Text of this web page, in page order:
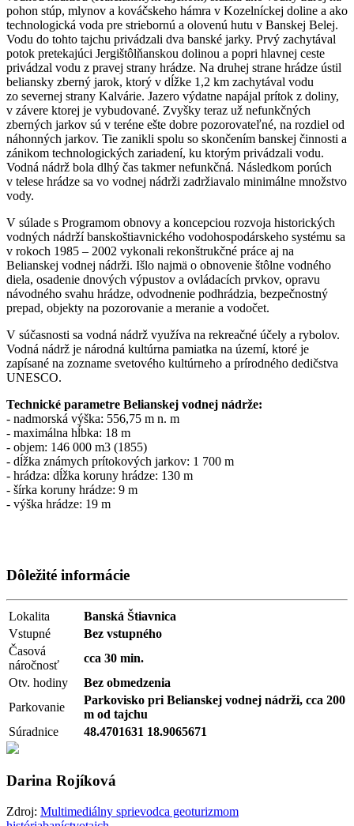
pohon stúp, mlynov a kováčskeho hámra v Kozelníckej doline a ako
technologická voda pre striebornú a olovenú hutu v Banskej Belej.
Vodu do tohto tajchu privádzali dva banské jarky. Prvý zachytával
potok pretekajúci Jergištôlňanskou dolinou a popri hlavnej ceste
privádzal vodu z pravej strany hrádze. Na druhej strane hrádze ústil
beliansky zberný jarok, ktorý v dĺžke 1,2 km zachytával vodu
zo severnej strany Kalvárie. Jazero výdatne napájal prítok z doliny,
v závere ktorej je vybudované. Zvyšky teraz už nefunkčných
zberných jarkov sú v teréne ešte dobre pozorovateľné, na rozdiel od
náhonných jarkov. Tie zanikli spolu so skončením banskej činnosti a
zánikom technologických zariadení, ku ktorým privádzali vodu.
Vodná nádrž bola dlhý čas takmer nefunkčná. Následkom porúch
v telese hrádze sa vo vodnej nádrži zadržiavalo minimálne množstvo
vody.
V súlade s Programom obnovy a koncepciou rozvoja historických
vodných nádrží banskoštiavnického vodohospodárskeho systému sa
v rokoch 1985 – 2002 vykonali rekonštrukčné práce aj na
Belianskej vodnej nádrži. Išlo najmä o obnovenie štôlne vodného
diela, osadenie dnových výpustov a ovládacích prvkov, opravu
návodného svahu hrádze, odvodnenie podhrádzia, bezpečnostný
prepad, objekty na pozorovanie a meranie a vodočet.
V súčasnosti sa vodná nádrž využíva na rekreačné účely a rybolov.
Vodná nádrž je národná kultúrna pamiatka na území, ktoré je
zapísané na zozname svetového kultúrneho a prírodného dedičstva
UNESCO.
Technické parametre Belianskej vodnej nádrže:
- nadmorská výška: 556,75 m n. m
- maximálna hĺbka: 18 m
- objem: 146 000 m3 (1855)
- dĺžka známych prítokových jarkov: 1 700 m
- hrádza: dĺžka koruny hrádze: 130 m
- šírka koruny hrádze: 9 m
- výška hrádze: 19 m
Dôležité informácie
Lokalita
Banská Štiavnica
Vstupné
Bez vstupného
Časová
náročnosť
cca 30 min.
Otv. hodiny
Bez obmedzenia
Parkovanie
Parkovisko pri Belianskej vodnej nádrži, cca 200
m od tajchu
Súradnice
48.4701631 18.9065671
Darina Rojíková
Zdroj: Multimediálny sprievodca geoturizmom